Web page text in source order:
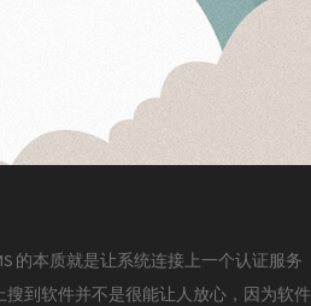
的本质就是让系统连接上一个认证服务
到软件并不是很能让人放心，因为软件